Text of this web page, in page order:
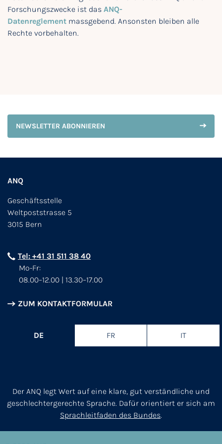
Forschungszwecke ist das ANQ-
Datenreglement massgebend. Ansonsten bleiben alle
Rechte vorbehalten.
NEWSLETTER ABONNIEREN
ANQ
Geschäftsstelle
Weltpoststrasse 5
3015 Bern
Tel: +41 31 511 38 40
Mo-Fr:
08.00–12.00 | 13.30–17.00
ZUM KONTAKTFORMULAR
DE FR IT
Der ANQ legt Wert auf eine klare, gut verständliche und
geschlechtergerechte Sprache. Dafür orientiert er sich am
Sprachleitfaden des Bundes.